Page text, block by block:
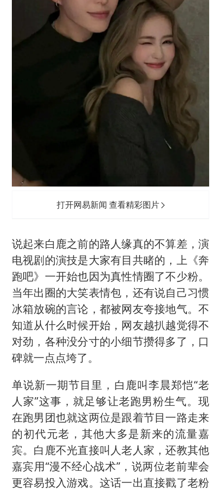
打开网易新闻 查看精彩图片
说起来白鹿之前的路人缘真的不算差，演
电视剧的演技是大家有目共睹的，上《奔
跑吧》一开始也因为真性情圈了不少粉。
当年出圈的大笑表情包，还有说自己习惯
冰箱放碗的言论，都被网友夸接地气。不
知道从什么时候开始，网友越扒越觉得不
对劲，各种没分寸的小细节攒得多了，口
碑就一点点垮了。
单说新一期节目里，白鹿叫李晨郑恺“老
人家”这事，就足够让老跑男粉生气。现
在跑男团也就这两位是跟着节目一路走来
的初代元老，其他大多是新来的流量嘉
宾。白鹿不光直接叫人老人家，还教其他
嘉宾用“漫不经心战术”，说两位老前辈会
更容易投入游戏。这话一出直接戳了老粉